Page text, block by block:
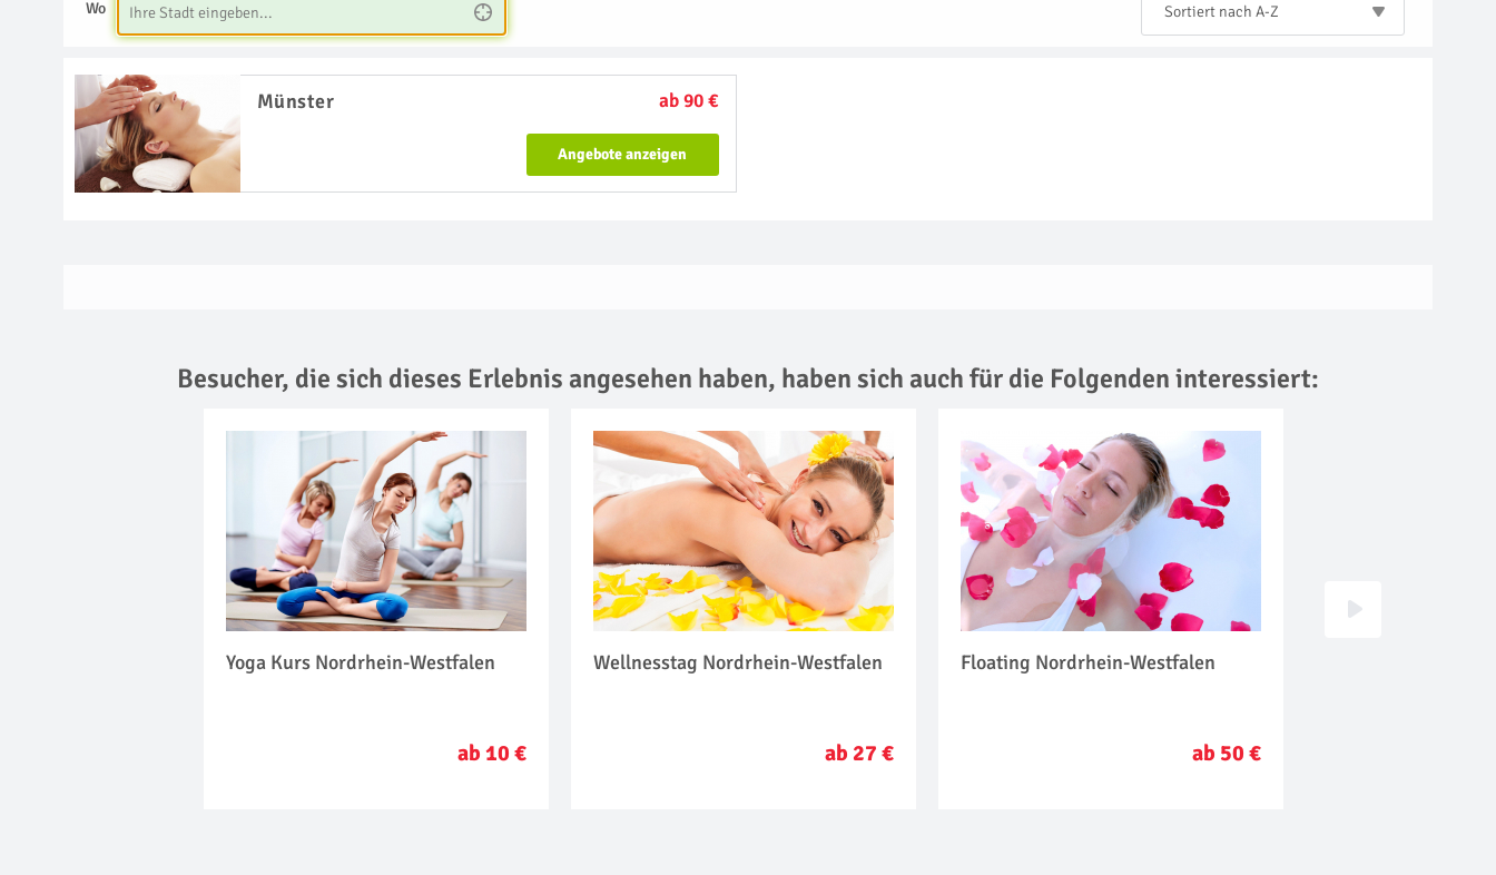
Wo Sortiert nach A-Z
Münster ab 90 €
Angebote anzeigen
Besucher, die sich dieses Erlebnis angesehen haben, haben sich auch für die Folgenden interessiert:
Yoga Kurs Nordrhein-Westfalen
ab 10 €
Wellnesstag Nordrhein-Westfalen
ab 27 €
Floating Nordrhein-Westfalen
ab 50 €